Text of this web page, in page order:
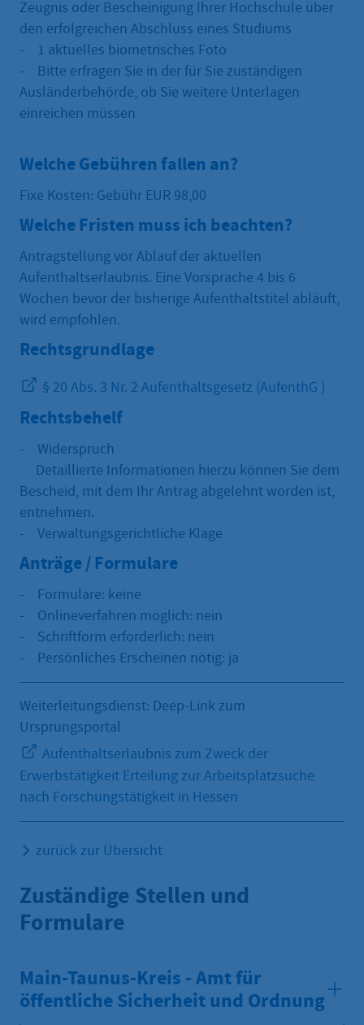
Zeugnis oder Bescheinigung Ihrer Hochschule über
den erfolgreichen Abschluss eines Studiums
- 1 aktuelles biometrisches Foto
- Bitte erfragen Sie in der für Sie zuständigen
Ausländerbehörde, ob Sie weitere Unterlagen
einreichen müssen
Welche Gebühren fallen an?
Fixe Kosten: Gebühr EUR 98,00
Welche Fristen muss ich beachten?
Antragstellung vor Ablauf der aktuellen
Aufenthaltserlaubnis. Eine Vorsprache 4 bis 6
Wochen bevor der bisherige Aufenthaltstitel abläuft,
wird empfohlen.
Rechtsgrundlage
§ 20 Abs. 3 Nr. 2 Aufenthaltsgesetz (AufenthG )
Rechtsbehelf
- Widerspruch
Detaillierte Informationen hierzu können Sie dem
Bescheid, mit dem Ihr Antrag abgelehnt worden ist,
entnehmen.
- Verwaltungsgerichtliche Klage
Anträge / Formulare
- Formulare: keine
- Onlineverfahren möglich: nein
- Schriftform erforderlich: nein
- Persönliches Erscheinen nötig: ja
Weiterleitungsdienst: Deep-Link zum
Ursprungsportal
Aufenthaltserlaubnis zum Zweck der
Erwerbstätigkeit Erteilung zur Arbeitsplatzsuche
nach Forschungstätigkeit in Hessen
zurück zur Übersicht
Zuständige Stellen und
Formulare
Main-Taunus-Kreis - Amt für
öffentliche Sicherheit und Ordnung